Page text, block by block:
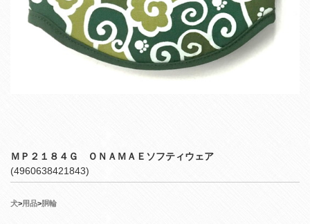
ＭＰ２１８４Ｇ ＯＮＡＭＡＥソフティウェア
(4960638421843)
犬>用品>胴輪